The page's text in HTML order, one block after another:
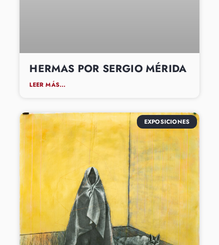
HERMAS POR SERGIO MÉRIDA
LEER MÁS...
EXPOSICIONES